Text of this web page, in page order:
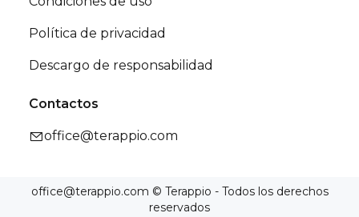
Política de privacidad
Descargo de responsabilidad
Contactos
office@terappio.com
office@terappio.com © Terappio - Todos los derechos
reservados